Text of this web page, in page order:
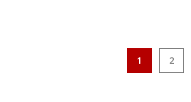
destacadas de las almohadillas para
, sobre todo si
auricular durante mucho tiempo.
1 2